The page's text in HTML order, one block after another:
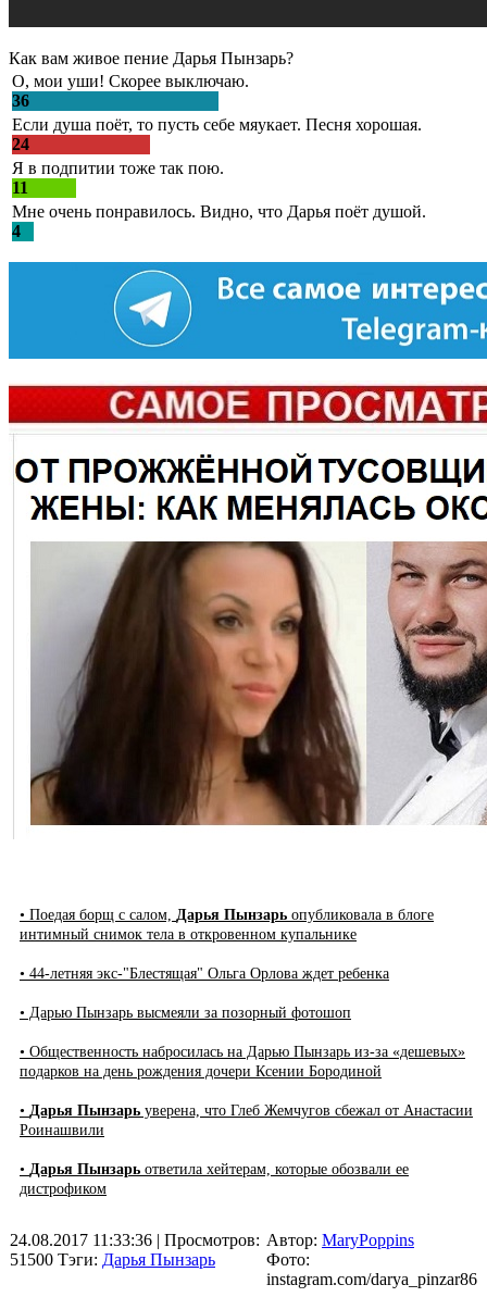
Как вам живое пение Дарья Пынзарь?
О, мои уши! Скорее выключаю.
36
Если душа поёт, то пусть себе мяукает. Песня хорошая.
24
Я в подпитии тоже так пою.
11
Мне очень понравилось. Видно, что Дарья поёт душой.
4
• Поедая борщ с салом, Дарья Пынзарь опубликовала в блоге
интимный снимок тела в откровенном купальнике
• 44-летняя экс-"Блестящая" Ольга Орлова ждет ребенка
• Дарью Пынзарь высмеяли за позорный фотошоп
• Общественность набросилась на Дарью Пынзарь из-за «дешевых»
подарков на день рождения дочери Ксении Бородиной
• Дарья Пынзарь уверена, что Глеб Жемчугов сбежал от Анастасии
Роинашвили
• Дарья Пынзарь ответила хейтерам, которые обозвали ее
дистрофиком
24.08.2017 11:33:36 | Просмотров:
51500 Тэги: Дарья Пынзарь
Автор: MaryPoppins
Фото:
instagram.com/darya_pinzar86